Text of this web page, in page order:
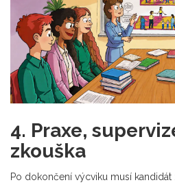
4. Praxe,
zkouška
Po dokončení výcviku musí